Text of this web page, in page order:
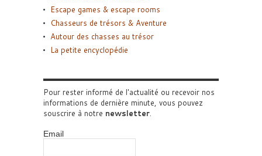
Escape games & escape rooms
Chasseurs de trésors & Aventure
Autour des chasses au trésor
La petite encyclopédie
Pour rester informé de l'actualité ou recevoir nos
informations de dernière minute, vous pouvez
souscrire à notre newsletter.
Email